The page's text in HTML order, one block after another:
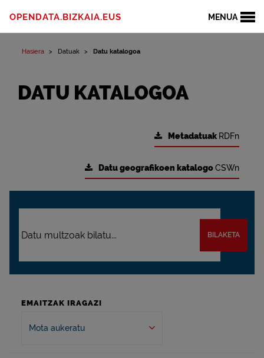
MENUA
OPENDATA.BIZKAIA.EUS
Hasiera Datuak Datu katalogoa
DATU KATALOGOA
Metadatuak RDFn
Datu geografikoen katalogoCSWn
BILAKETA
EMAITZAK IRAGAZI
Mota aukeratu